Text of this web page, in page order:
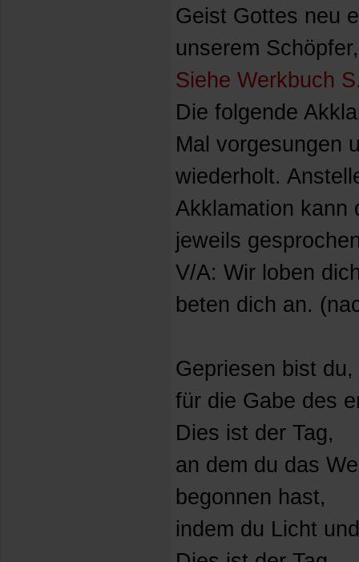
Geist Gottes neu
unserem
Siehe Werkbuch
Die folgende
Mal vorgesungen
wiederholt.
Akklamation kann
jeweils
V/A: Wir loben
beten dich an.
Gepriesen bist
für die Gabe des
Dies ist der Tag,
an dem du das
begonnen hast,
indem du Licht